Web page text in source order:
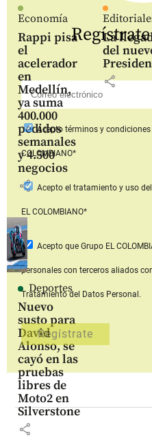
Economía
Rappi pisa
el
acelerador
en
Medellín,
ya suma
400.000
pedidos
semanales
y 4.500
negocios
share
La
del
share
Deportes
Nuevo
susto para
David
Alonso, se
cayó en las
pruebas
libres de
Moto2 en
Silverstone
share
Regístrate
Aceptotérminos y
COLOMBIANO*
Acepto el tratamiento y uso
EL COLOMBIANO*
Acepto que Grupo EL
personales con terceros aliados
Tratamiento del Datos Personal.